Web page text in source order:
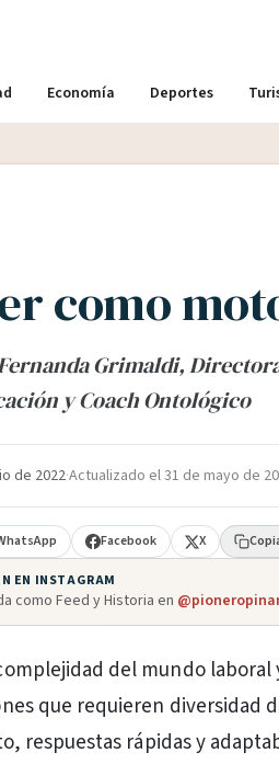
Economía Deportes
como
Grimaldi,
y Coach Ontológico
de 2022·Actualizado el31 de mayo de
Facebook X
EN INSTAGRAM
como Feed y Historia en
del mundo
que requieren diversidad
respuestas rápidas y